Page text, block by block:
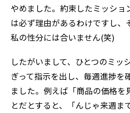
やめました。約束したミッショ
は必ず理由があるわけですし、
私の性分には合いません(笑)
したがいまして、ひとつのミッ
ぎって指示を出し、毎週進捗を
ました。例えば「商品の価格を
とだとすると、「んじゃ来週ま